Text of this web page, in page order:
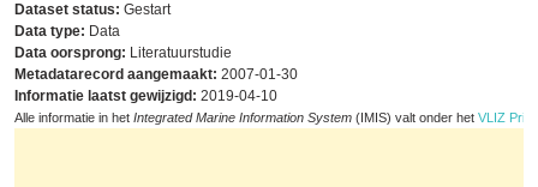
Dataset status: Gestart
Data type: Data
Data oorsprong: Literatuurstudie
Metadatarecord aangemaakt: 2007-01-30
Informatie laatst gewijzigd: 2019-04-10
Alle informatie in het Integrated Marine Information System (IMIS) valt onder het VLIZ